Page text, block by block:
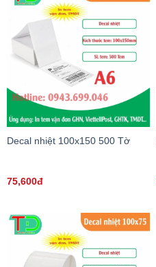
Decal nhiệt 100x150 500 Tờ
75,600đ